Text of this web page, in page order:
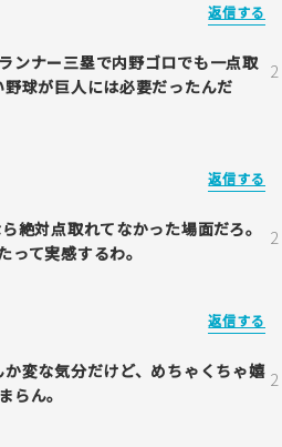
返信する
ンナー三塁で内野ゴロでも一点取
球が巨人には必要だったんだ
返信する
絶対点取れてなかった場面だろ。
って実感するわ。
返信する
変な気分だけど、めちゃくちゃ嬉
らん。